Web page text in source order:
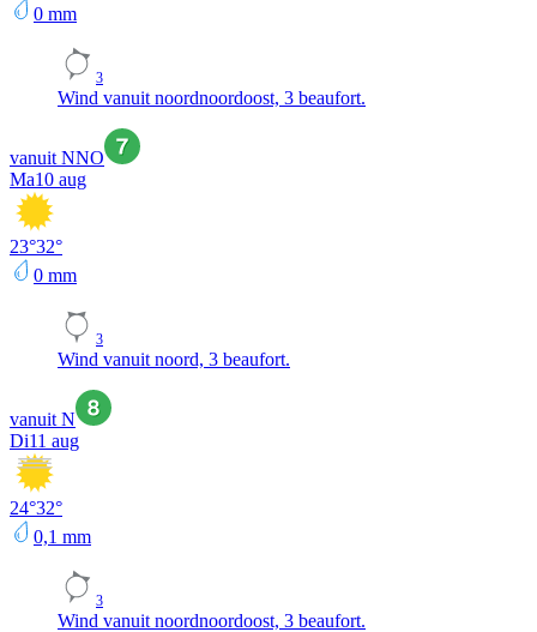
0 mm
3
Wind vanuit noordnoordoost, 3 beaufort.
vanuit NNO
Ma10 aug
23°32°
0 mm
3
Wind vanuit noord, 3 beaufort.
vanuit N
Di11 aug
24°32°
0,1 mm
3
Wind vanuit noordnoordoost, 3 beaufort.